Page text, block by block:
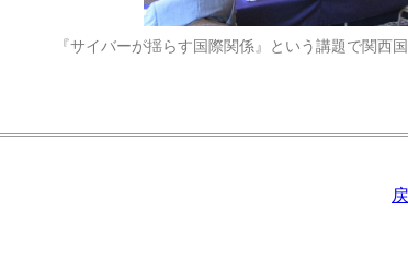
『サイバーが揺らす国際関係』という講題で関西